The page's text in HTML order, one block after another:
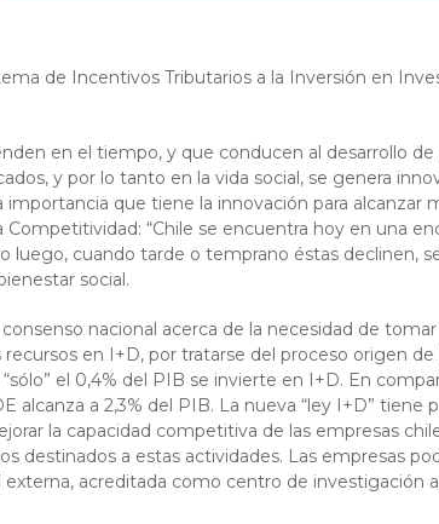
de Incentivos Tributarios a la Inversión en
en el tiempo, y que conducen al desarrollo
y por lo tanto en la vida social, se genera
que tiene la innovación para alcanzar
“Chile se encuentra hoy en una
cuando tarde o temprano éstas declinen,
social.
nacional acerca de la necesidad de
en I+D, por tratarse del proceso origen
el 0,4% del PIB se invierte en I+D. En
a 2,3% del PIB. La nueva “ley I+D” tiene
la capacidad competitiva de las empresas
destinados a estas actividades. Las empresas
acreditada como centro de investigación